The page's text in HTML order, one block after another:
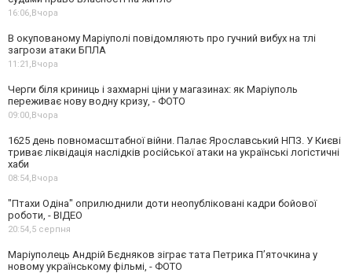
16:06,Вчора
В окупованому Маріуполі повідомляють про гучний вибух на тлі
загрози атаки БПЛА
11:21,Вчора
Черги біля криниць і захмарні ціни у магазинах: як Маріуполь
переживає нову водну кризу, - ФОТО
09:00,Вчора
1625 день повномасштабної війни. Палає Ярославський НПЗ. У Києві
триває ліквідація наслідків російської атаки на українські логістичні
хаби
08:54,Вчора
"Птахи Одіна" оприлюднили доти неопубліковані кадри бойової
роботи, - ВІДЕО
20:54,5 серпня
Маріуполець Андрій Бєдняков зіграє тата Петрика П’яточкина у
новому українському фільмі, - ФОТО